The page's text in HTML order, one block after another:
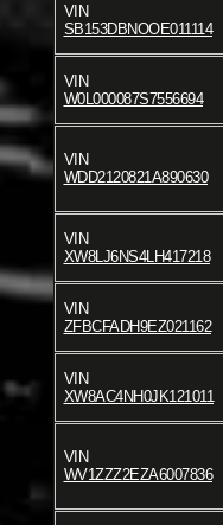
VIN
SB153DBNOOE011114
VIN
W0L000087S7556694
VIN
WDD2120821A890630
VIN
XW8LJ6NS4LH417218
VIN
ZFBCFADH9EZ021162
VIN
XW8AC4NH0JK121011
VIN
WV1ZZZ2EZA6007836